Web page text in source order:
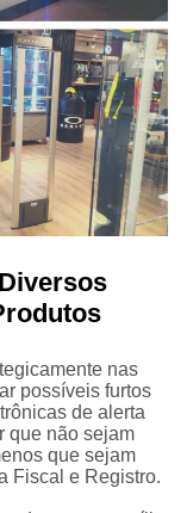
nas
possíveis furtos
de alerta
que não sejam
que sejam
Fiscal e Registro.